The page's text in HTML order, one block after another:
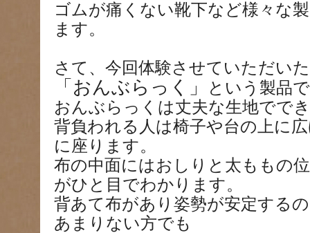
ゴムが痛くない靴下など様々な
ます。
さて、今回体験させていただい
「おんぶらっく」
という製品
おんぶらっくは丈夫な生地でで
背負われる人は椅子や台の上に
に座ります。
布の中面にはおしりと太ももの
がひと目でわかります。
背あて布があり姿勢が安定する
あまりない方でも